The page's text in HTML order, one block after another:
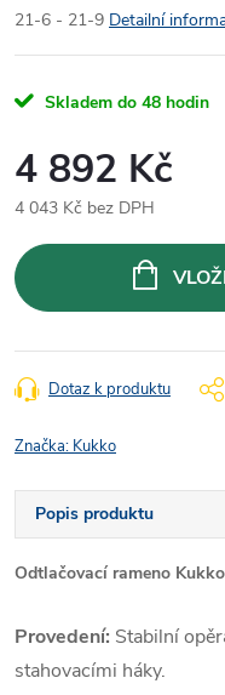
21-6 - 21-9 Detailní
Skladem do 48 hodin
4 892 Kč
4 043 Kč bez DPH
cena:
Dotaz k produktu
Značka: Kukko
Popis produktu
Odtlačovací rameno
Provedení: Stabilní
stahovacími háky.